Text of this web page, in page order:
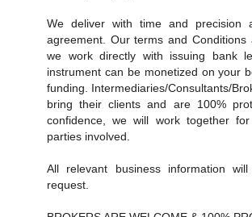
We deliver with time and
agreement. Our terms and Conditions
we work directly with issuing bank
instrument can be monetized on your
funding. Intermediaries/Consultants/
bring their clients and are 100%
confidence, we will work together
parties involved.
All relevant business information
request.